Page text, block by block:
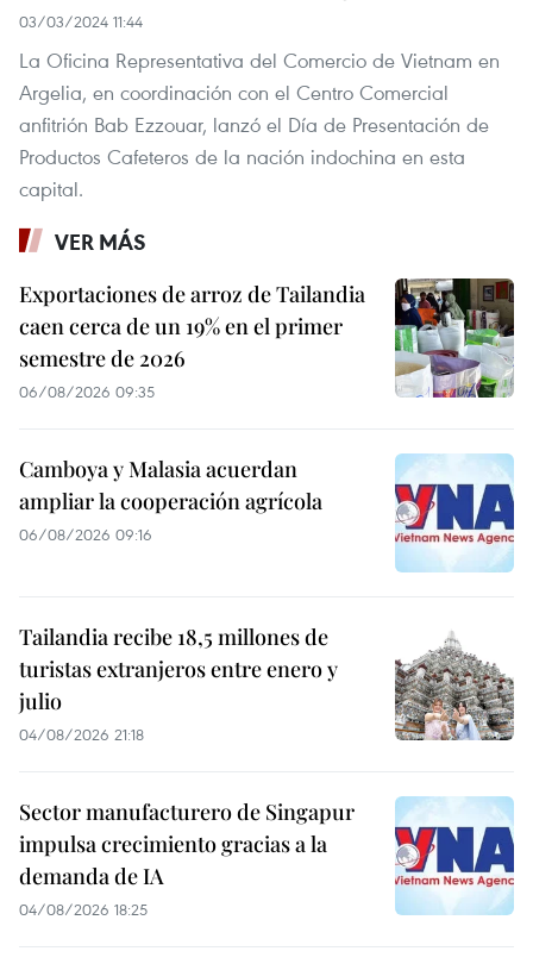
03/03/2024 11:44
La Oficina Representativa del Comercio de Vietnam en
Argelia, en coordinación con el Centro Comercial
anfitrión Bab Ezzouar, lanzó el Día de Presentación de
Productos Cafeteros de la nación indochina en esta
capital.
VER MÁS
Exportaciones de arroz de Tailandia
caen cerca de un 19% en el primer
semestre de 2026
06/08/2026 09:35
Camboya y Malasia acuerdan
ampliar la cooperación agrícola
06/08/2026 09:16
Tailandia recibe 18,5 millones de
turistas extranjeros entre enero y
julio
04/08/2026 21:18
Sector manufacturero de Singapur
impulsa crecimiento gracias a la
demanda de IA
04/08/2026 18:25